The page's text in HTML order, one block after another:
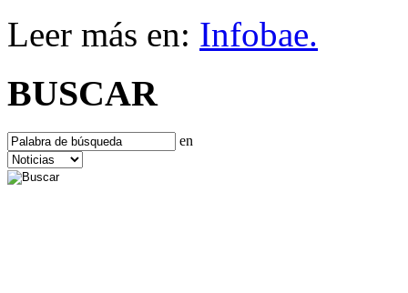
Leer más en: Infobae.
BUSCAR
en